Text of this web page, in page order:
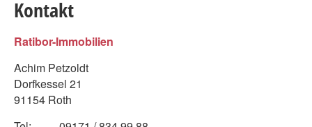
Kontakt
Ratibor-Immobilien
Achim Petzoldt
Dorfkessel 21
91154 Roth